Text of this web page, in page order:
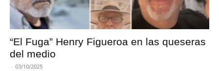
“El Fuga” Henry Figueroa en las queseras
del medio
- 03/10/2025